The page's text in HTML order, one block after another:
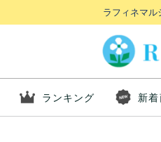
ラフィネマ
ランキング 新